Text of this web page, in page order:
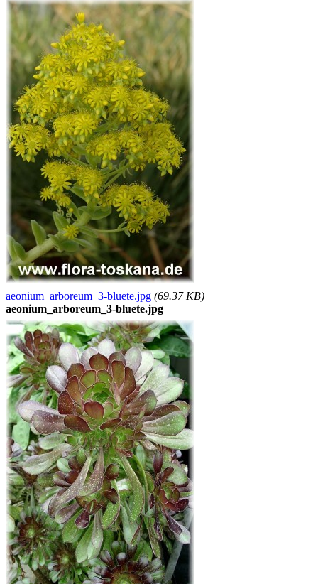
aeonium_arboreum_3-bluete.jpg (69.37 KB)
aeonium_arboreum_3-bluete.jpg